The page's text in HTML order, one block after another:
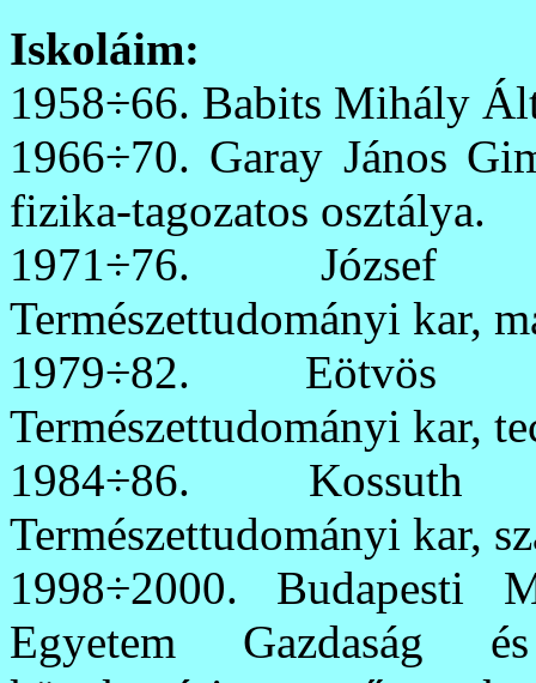
Iskoláim:
1958÷66. Babits Mihály
1966÷70. Garay János
fizika-tagozatos osztálya.
1971÷76. József
Természettudományi kar,
1979÷82. Eötvös
Természettudományi kar,
1984÷86. Kossuth
Természettudományi kar,
1998÷2000. Budapesti
Egyetem Gazdaság